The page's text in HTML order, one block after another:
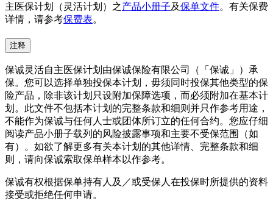
主医保计划（灵活计划）之产品小册子及保单文件。有关保费
详情，请参考保费表。
注释
保诚灵活自主医保计划由保诚保险有限公司（「保诚」）承
保。您可以选择单独投保本计划，毋须同时投保其他类型的保
险产品，除非该计划只设附加保障选项，而必须附加在基本计
划。此文件不包括本计划的完整条款和细则并只作参考用途，
不能作为保诚与任何人士或团体所订立的任何合约。您应仔细
阅读产品小册子载列的风险披露事项和主要不受保范围（如
有）。如欲了解更多有关本计划的其他详情、完整条款和细
则，请向保诚索取保单样本以作参考。
保诚有权根据保单持有人及／或受保人在投保时所提供的资料
接受或拒绝任何申请。